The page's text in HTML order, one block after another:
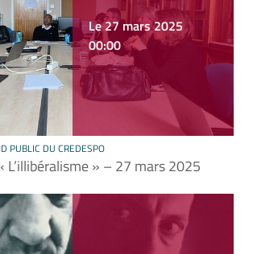
Le 27 mars 2025
00:00
PUBLIC DU CREDESPO
L’illibéralisme » – 27 mars 2025